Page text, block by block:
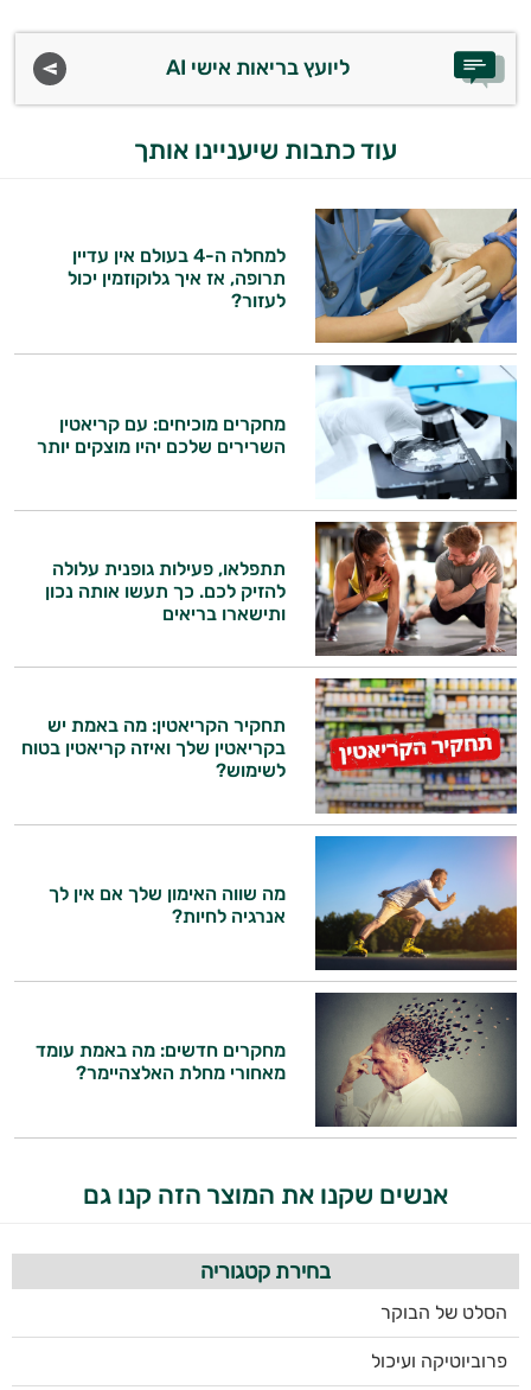
גיינר
קריאטין
וחומצות
אמינו
רטבים
ממרחים
ומזון
ויטמינים
לספורטאים
טסטוסטרון
הנמכרים
ביותר
אבקות
חלבון
העלאת
אנרגיה
פעילות
טבעוניים
לספורטאים
ליועץ בריאות אישי AI
עוד כתבות שיעניינו אותך
למחלה ה-4 בעולם אין עדיין
תרופה, אז איך גלוקוזמין יכול
לעזור?
מחקרים מוכיחים: עם קריאטין
השרירים שלכם יהיו מוצקים יותר
תתפלאו, פעילות גופנית עלולה
להזיק לכם. כך תעשו אותה נכון
ותישארו בריאים
תחקיר הקריאטין: מה באמת יש
בקריאטין שלך ואיזה קריאטין בטוח
לשימוש?
מה שווה האימון שלך אם אין לך
אנרגיה לחיות?
מחקרים חדשים: מה באמת עומד
מאחורי מחלת האלצהיימר?
אנשים שקנו את המוצר הזה קנו גם
בחירת קטגוריה
הסלט של הבוקר
פרוביוטיקה ועיכול
היי,
אני יועץ הבריאות האישי AI של טבע בריא.
התשובות שלי מבוססות על מאגרי מידע קליניים
וספרות מקצועית בתחומי הרפואה הטבעית
ותזונת הספורט.
אני כאן כדי לעזור לך להתאים את תוספי
התזונה ומוצרי הבריאות המדויקים למטרות
ולמצב הגופני שלך, ולהסביר לך אילו רכיבים
עובדים יחד כדי למקסם תוצאות גם בחיי היום
יום וגם בתחום הכושר והספורט.
המטרה שלי היא להתאים עבורך המלצות
אישיות מבוססות מדעית.
זה הזמן להתחיל. איך אוכל לעזור?